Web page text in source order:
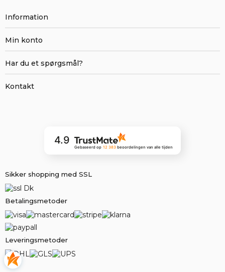
Information
Min konto
Har du et spørgsmål?
Kontakt
4.9
Gebaseerd op 12 383 beoordelingenvan alle tijden
Sikker shopping med SSL
Betalingsmetoder
Leveringsmetoder